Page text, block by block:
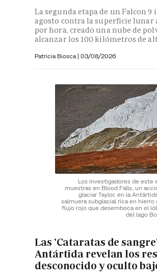
La segunda etapa de un Falcon 9
agosto contra la superficie lunar
por hora, creado una nube de
alcanzar los 100 kilómetros de
Patricia Biosca | 03/08/2026
Los investigadores de este
muestras en Blood Falls, un
glaciar Taylor, en la
salmuera subglacial rica en
flujo rojo que desemboca en el
del lago
Las 'Cataratas de
Antártida revelan los
desconocido y oculto